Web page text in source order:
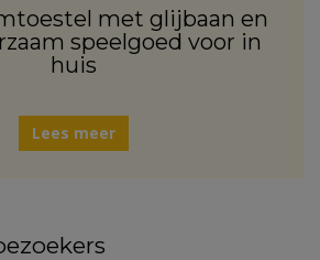
met glijbaan en
speelgoed voor in
huis
Lees meer